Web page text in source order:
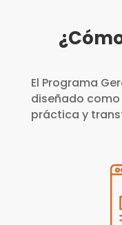
El Programa
diseñado
práctica y